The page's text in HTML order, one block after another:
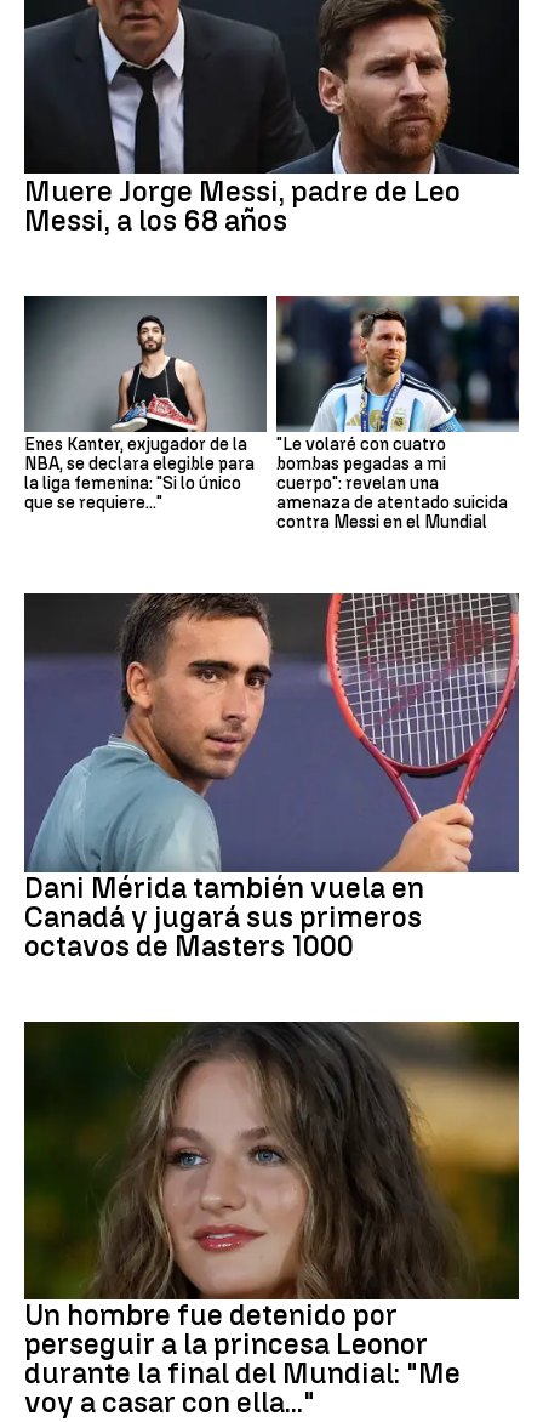
Muere Jorge Messi, padre de Leo
Messi, a los 68 años
Enes Kanter, exjugador de la
NBA, se declara elegible para
la liga femenina: "Si lo único
que se requiere..."
"Le volaré con cuatro
bombas pegadas a mi
cuerpo": revelan una
amenaza de atentado suicida
contra Messi en el Mundial
Tenis
Dani Mérida también vuela en
Canadá y jugará sus primeros
octavos de Masters 1000
Mundial 2026
Un hombre fue detenido por
perseguir a la princesa Leonor
durante la final del Mundial: "Me
voy a casar con ella..."